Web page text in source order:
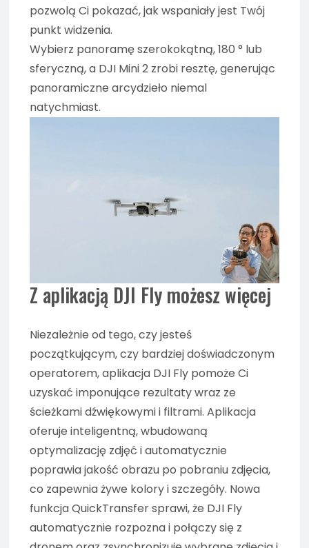
pozwolą Ci pokazać, jak wspaniały jest Twój
punkt widzenia.
Wybierz panoramę szerokokątną, 180 ° lub
sferyczną, a DJI Mini 2 zrobi resztę, generując
panoramiczne arcydzieło niemal
natychmiast.
Z aplikacją DJI Fly możesz więcej
Niezależnie od tego, czy jesteś
początkującym, czy bardziej doświadczonym
operatorem, aplikacja DJI Fly pomoże Ci
uzyskać imponujące rezultaty wraz ze
ścieżkami dźwiękowymi i filtrami. Aplikacja
oferuje inteligentną, wbudowaną
optymalizację zdjęć i automatycznie
poprawia jakość obrazu po pobraniu zdjęcia,
co zapewnia żywe kolory i szczegóły. Nowa
funkcja QuickTransfer sprawi, że DJI Fly
automatycznie rozpozna i połączy się z